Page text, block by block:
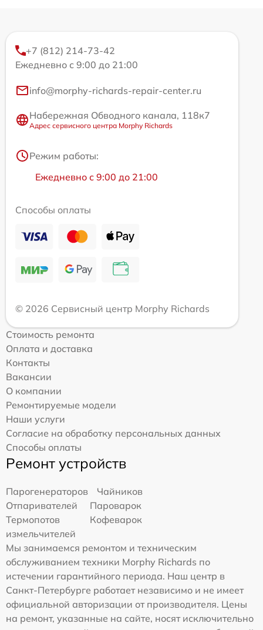
+7 (812) 214-73-42
Ежедневно с 9:00 до 21:00
info@morphy-richards-repair-center.ru
Набережная Обводного канала, 118к7
Адрес сервисного центра Morphy Richards
Режим работы:
Ежедневно с 9:00 до 21:00
Способы оплаты
© 2026 Сервисный центр Morphy Richards
Стоимость ремонта
Оплата и доставка
Контакты
Вакансии
О компании
Ремонтируемые модели
Наши услуги
Согласие на обработку персональных данных
Способы оплаты
Ремонт устройств
Парогенераторов
Чайников
Отпаривателей
Пароварок
Термопотов
Кофеварок
измельчителей
Мы занимаемся ремонтом и техническим
обслуживанием техники Morphy Richards по
истечении гарантийного периода. Наш центр в
Санкт-Петербурге работает независимо и не имеет
официальной авторизации от производителя. Цены
на ремонт, указанные на сайте, носят исключительно